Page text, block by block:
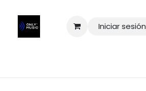
Iniciar sesión